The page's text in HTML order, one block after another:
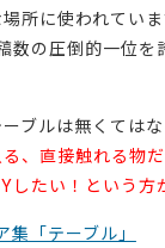
所に使われてい
数の圧倒的一位を
ブルは無くてはな
、直接触れる物
したい！という方
集「テーブル」